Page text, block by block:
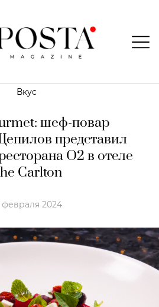
Вкус
шеф-повар
представил
О2 в отеле
Carlton
февраля 2024